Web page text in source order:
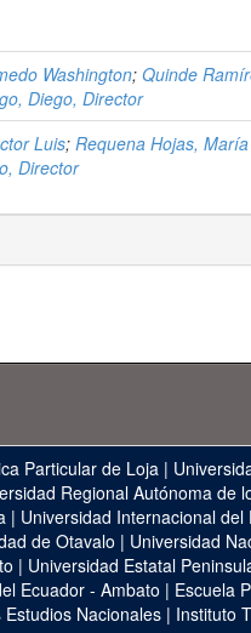
Washington; Quinde
Diego, Director
Luis; Requena Hojas,
Director
Particular de Loja |
Regional Autónoma de
| Universidad Internacional del
de Otavalo | Universidad
| Universidad Estatal
Ecuador - Ambato | Escuela
Nacionales | Instituto